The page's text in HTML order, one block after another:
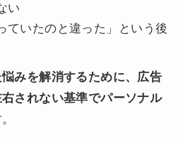
い
ていたのと違った」という後
みを解消するために、広告
されない基準でパーソナル